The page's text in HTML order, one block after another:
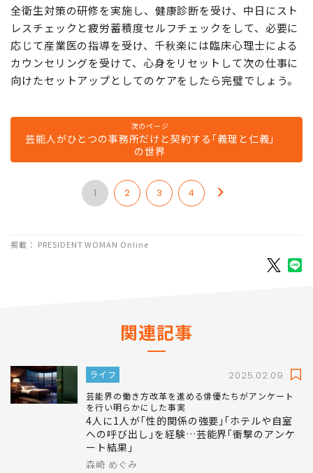
でも重要な習わしだと思います。
これを応用すれば、初日の顔合わせでハラスメントや安
全衛生対策の研修を実施し、健康診断を受け、中日にスト
レスチェックと疲労蓄積度セルフチェックをして、必要に
応じて産業医の指導を受け、千秋楽には臨床心理士による
向けたセットアップとしてのケアをしたら完璧でしょう。
芸能人がひとつの事務所だけと契約する｢義理と仁義｣
の世界
ライフ 2025.02.09
芸能界の働き方改革を進める俳優たちがアンケート
を行い明らかにした事実
4人に1人が｢性的関係の強要｣｢ホテルや自室